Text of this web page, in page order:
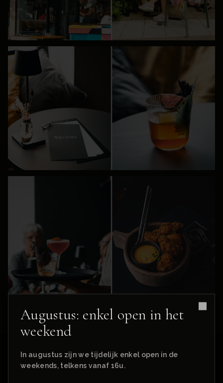
Augustus: enkel open in het
weekend
In augustus zijn we tijdelijk enkel open in de
weekends, telkens vanaf 16u.